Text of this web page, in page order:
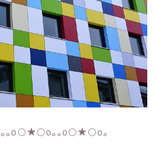
｡o○★○o｡｡o○★○o｡